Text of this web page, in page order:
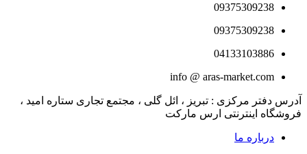
09375309238
09375309238
04133103886
info @ aras-market.com
آدرس دفتر مرکزی : تبریز ، ائل گلی ، مجتمع تجاری ستاره امید ،
فروشگاه اینترنتی ارس مارکت
درباره ما